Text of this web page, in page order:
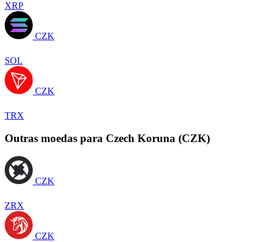
XRP
CZK
SOL
CZK
TRX
Outras moedas para Czech Koruna (CZK)
CZK
ZRX
CZK